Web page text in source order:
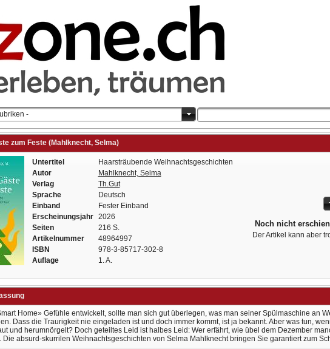
-
zum Feste (Mahlknecht, Selma)
Untertitel
Haarsträubende Weihnachtsgeschichten
Autor
Mahlknecht, Selma
Verlag
Th.Gut
Sprache
Deutsch
Einband
Fester Einband
Erscheinungsjahr
2026
Seiten
216 S.
Artikelnummer
48964997
ISBN
978-3-85717-302-8
Auflage
1. A.
Noch nicht
Der Artikel kann aber
Home» Gefühle entwickelt, sollte man sich gut überlegen, was man seiner Spülmaschine an
Dass die Traurigkeit nie eingeladen ist und doch immer kommt, ist ja bekannt. Aber was tun,
und herumnörgelt? Doch geteiltes Leid ist halbes Leid: Wer erfährt, wie übel dem Dezember
Die absurd-skurrilen Weihnachtsgeschichten von Selma Mahlknecht bringen Sie garantiert zum